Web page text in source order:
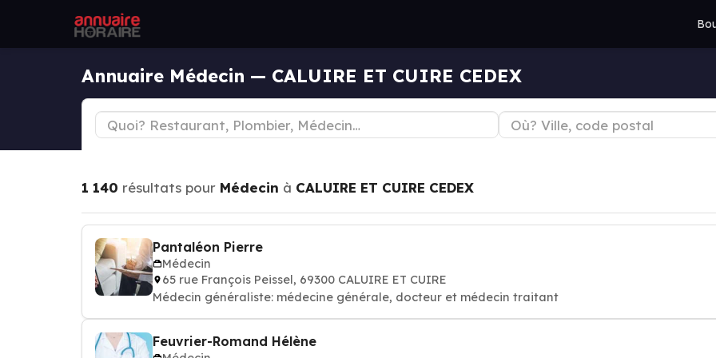
Annuaire Médecin — CALUIRE ET CUIRE CEDEX
1 140 résultats pour Médecin à CALUIRE ET CUIRE CEDEX
Pantaléon Pierre
Médecin
65 rue François Peissel, 69300 CALUIRE ET CUIRE
Médecin généraliste: médecine générale, docteur et médecin traitant
Feuvrier-Romand Hélène